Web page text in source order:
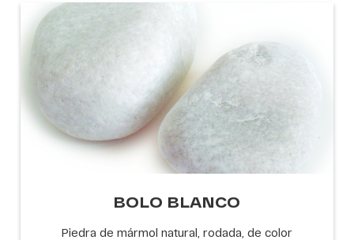
BOLO BLANCO
Piedra de mármol natural, rodada, de color